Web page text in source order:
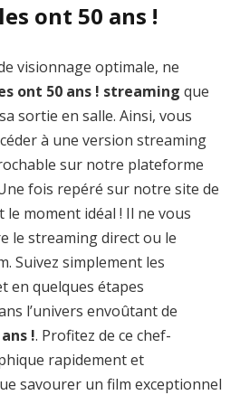
ont 50 ans !
visionnage optimale, ne
ont 50 ans ! streaming que
sortie en salle. Ainsi, vous
à une version streaming
sur notre plateforme
fois repéré sur notre site de
le moment idéal ! Il ne vous
le streaming direct ou le
Suivez simplement les
en quelques étapes
l’univers envoûtant de
!. Profitez de ce chef-
rapidement et
savourer un film exceptionnel